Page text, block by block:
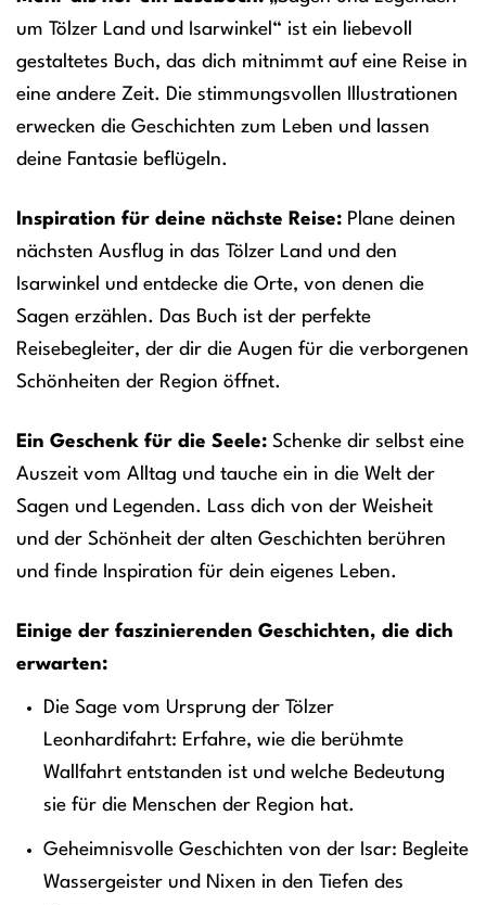
um Tölzer Land und Isarwinkel“ ist ein liebevoll
gestaltetes Buch, das dich mitnimmt auf eine Reise in
eine andere Zeit. Die stimmungsvollen Illustrationen
erwecken die Geschichten zum Leben und lassen
deine Fantasie beflügeln.
Inspiration für deine nächste Reise: Plane deinen
nächsten Ausflug in das Tölzer Land und den
Isarwinkel und entdecke die Orte, von denen die
Sagen erzählen. Das Buch ist der perfekte
Reisebegleiter, der dir die Augen für die verborgenen
Schönheiten der Region öffnet.
Ein Geschenk für die Seele: Schenke dir selbst eine
Auszeit vom Alltag und tauche ein in die Welt der
Sagen und Legenden. Lass dich von der Weisheit
und der Schönheit der alten Geschichten berühren
und finde Inspiration für dein eigenes Leben.
Einige der faszinierenden Geschichten, die dich
erwarten:
Die Sage vom Ursprung der Tölzer
Leonhardifahrt: Erfahre, wie die berühmte
Wallfahrt entstanden ist und welche Bedeutung
sie für die Menschen der Region hat.
Geheimnisvolle Geschichten von der Isar: Begleite
Wassergeister und Nixen in den Tiefen des